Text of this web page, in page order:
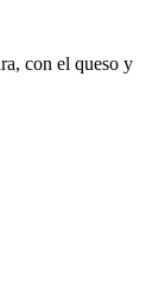
con el queso y